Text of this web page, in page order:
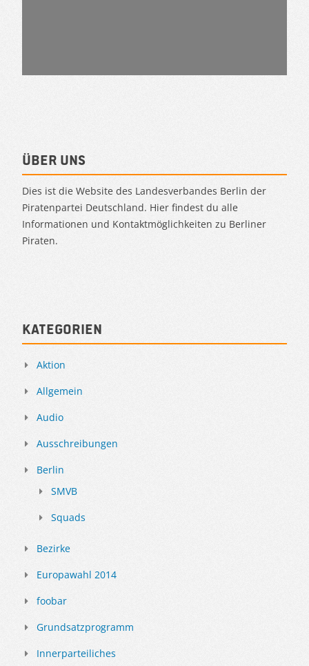
Über uns
Dies ist die Website des Landesverbandes Berlin der
Piratenpartei Deutschland. Hier findest du alle
Informationen und Kontaktmöglichkeiten zu Berliner
Piraten.
Kategorien
Aktion
Allgemein
Audio
Ausschreibungen
Berlin
SMVB
Squads
Bezirke
Europawahl 2014
foobar
Grundsatzprogramm
Innerparteiliches